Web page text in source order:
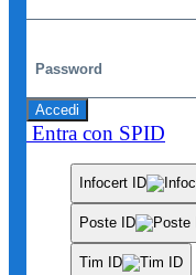
Accedi
Entra con SPID
Infocert ID
Poste ID
Tim ID